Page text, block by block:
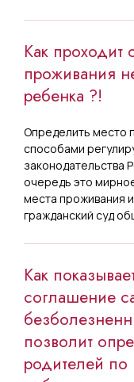
Как проходит
проживания
ребенка ?!
Определить место
способами
законодательства
очередь это
места проживания
гражданский суд
Как
соглашение
позволит
родителей по